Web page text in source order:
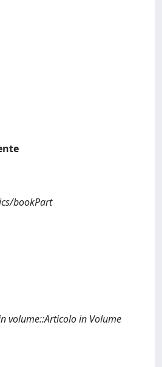
bookPart
volume::Articolo in Volume